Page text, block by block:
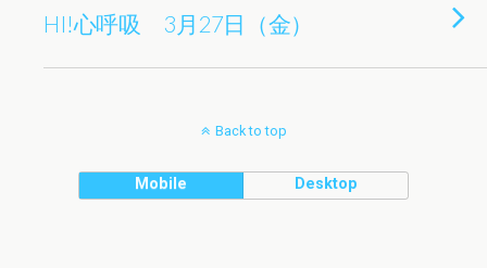
HI!心呼吸 3月27日（金）
Back to top
Mobile Desktop